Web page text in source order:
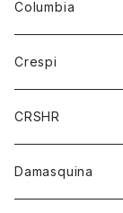
チーフ
バンダナ
トレーナー
パーカー
ニット
Columbia
アウター
ジャケット
Crespi
ジャケット
ワンピース
CRSHR
キャップ
Damasquina